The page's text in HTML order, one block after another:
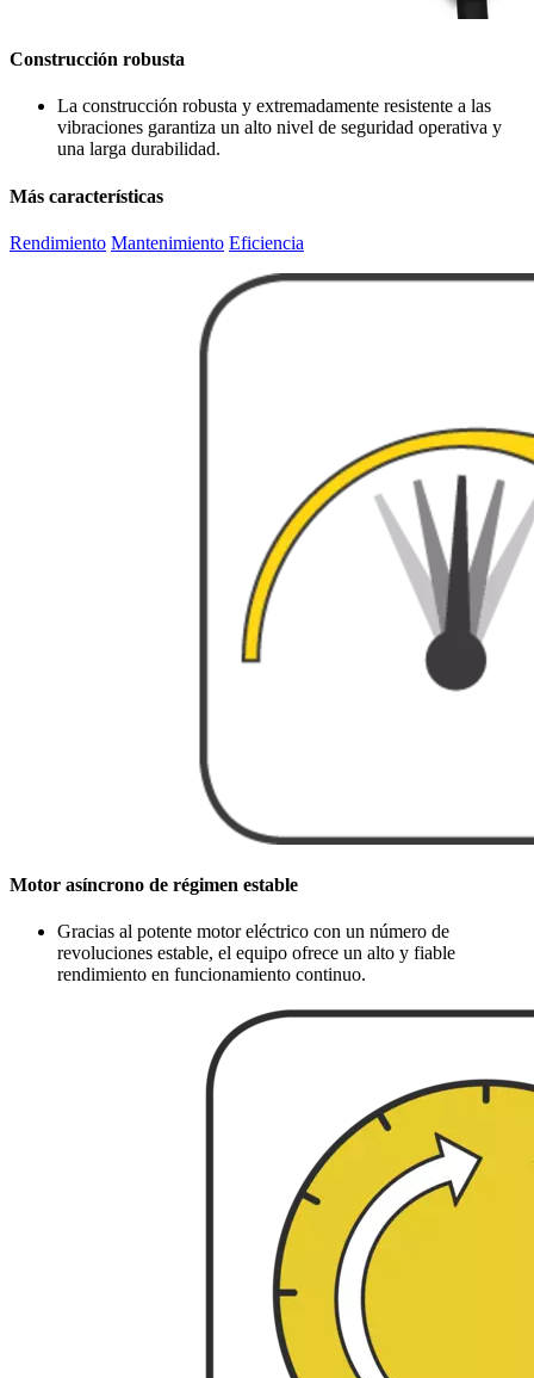
Construcción robusta
La construcción robusta y extremadamente resistente a las
vibraciones garantiza un alto nivel de seguridad operativa y
una larga durabilidad.
Más características
Rendimiento Mantenimiento Eficiencia
Motor asíncrono de régimen estable
Gracias al potente motor eléctrico con un número de
revoluciones estable, el equipo ofrece un alto y fiable
rendimiento en funcionamiento continuo.